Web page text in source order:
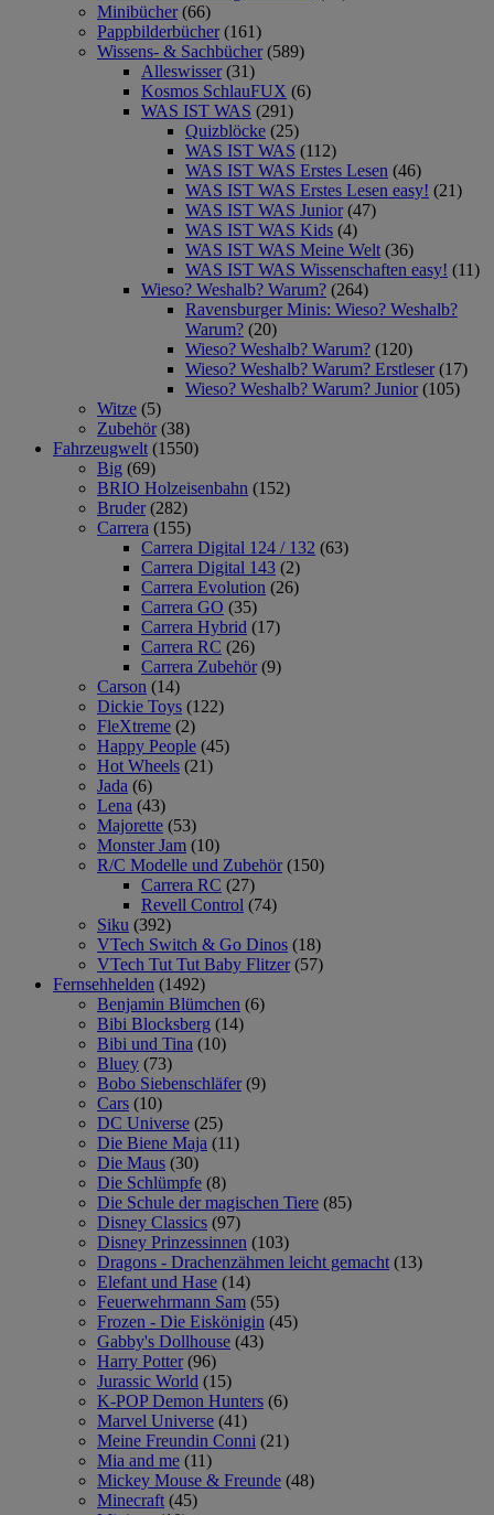
Minibücher (66)
Pappbilderbücher (161)
Wissens- & Sachbücher (589)
Alleswisser (31)
Kosmos SchlauFUX (6)
WAS IST WAS (291)
Quizblöcke (25)
WAS IST WAS (112)
WAS IST WAS Erstes Lesen (46)
WAS IST WAS Erstes Lesen easy! (21)
WAS IST WAS Junior (47)
WAS IST WAS Kids (4)
WAS IST WAS Meine Welt (36)
WAS IST WAS Wissenschaften easy! (11)
Wieso? Weshalb? Warum? (264)
Ravensburger Minis: Wieso? Weshalb?
Warum? (20)
Wieso? Weshalb? Warum? (120)
Wieso? Weshalb? Warum? Erstleser (17)
Wieso? Weshalb? Warum? Junior (105)
Witze (5)
Zubehör (38)
Fahrzeugwelt (1550)
Big (69)
BRIO Holzeisenbahn (152)
Bruder (282)
Carrera (155)
Carrera Digital 124 / 132 (63)
Carrera Digital 143 (2)
Carrera Evolution (26)
Carrera GO (35)
Carrera Hybrid (17)
Carrera RC (26)
Carrera Zubehör (9)
Carson (14)
Dickie Toys (122)
FleXtreme (2)
Happy People (45)
Hot Wheels (21)
Jada (6)
Lena (43)
Majorette (53)
Monster Jam (10)
R/C Modelle und Zubehör (150)
Carrera RC (27)
Revell Control (74)
Siku (392)
VTech Switch & Go Dinos (18)
VTech Tut Tut Baby Flitzer (57)
Fernsehhelden (1492)
Benjamin Blümchen (6)
Bibi Blocksberg (14)
Bibi und Tina (10)
Bluey (73)
Bobo Siebenschläfer (9)
Cars (10)
DC Universe (25)
Die Biene Maja (11)
Die Maus (30)
Die Schlümpfe (8)
Die Schule der magischen Tiere (85)
Disney Classics (97)
Disney Prinzessinnen (103)
Dragons - Drachenzähmen leicht gemacht (13)
Elefant und Hase (14)
Feuerwehrmann Sam (55)
Frozen - Die Eiskönigin (45)
Gabby's Dollhouse (43)
Harry Potter (96)
Jurassic World (15)
K-POP Demon Hunters (6)
Marvel Universe (41)
Meine Freundin Conni (21)
Mia and me (11)
Mickey Mouse & Freunde (48)
Minecraft (45)